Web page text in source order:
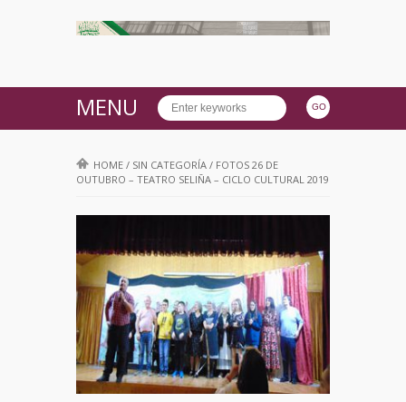
MENU
HOME / SIN CATEGORÍA / FOTOS 26 DE
OUTUBRO – TEATRO SELIÑA – CICLO CULTURAL 2019